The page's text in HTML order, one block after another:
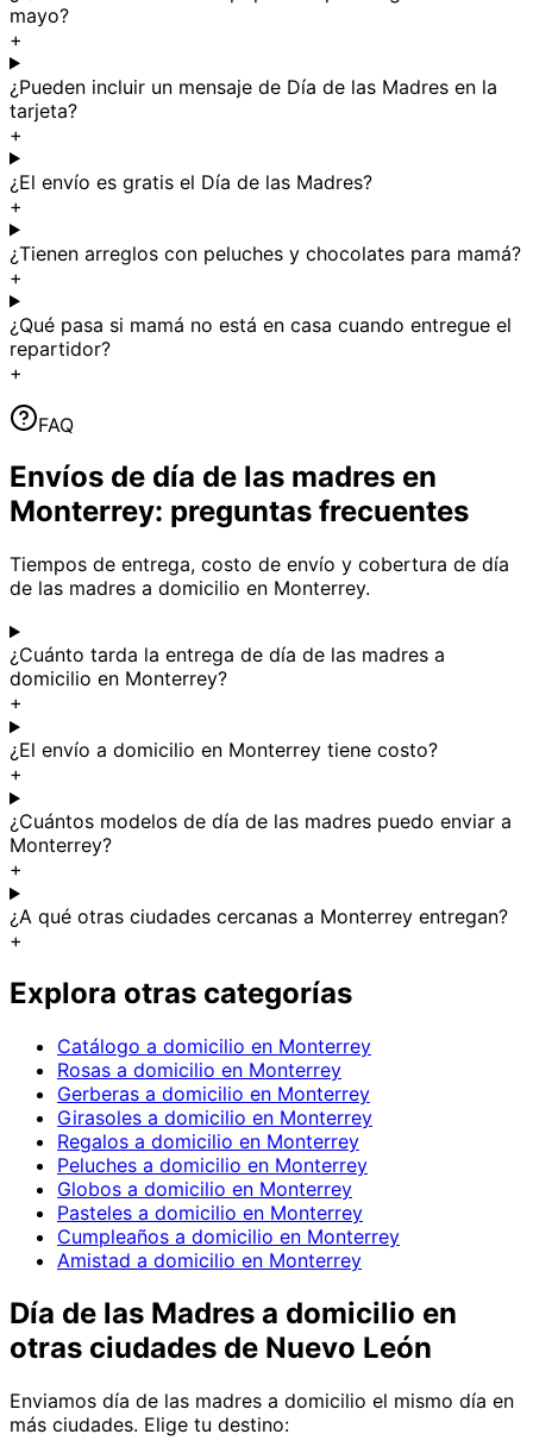
mayo?
+
¿Pueden incluir un mensaje de Día de las Madres en la
tarjeta?
+
¿El envío es gratis el Día de las Madres?
+
¿Tienen arreglos con peluches y chocolates para mamá?
+
¿Qué pasa si mamá no está en casa cuando entregue el
repartidor?
+
FAQ
Envíos de día de las madres en
Monterrey: preguntas frecuentes
Tiempos de entrega, costo de envío y cobertura de día
de las madres a domicilio en Monterrey.
¿Cuánto tarda la entrega de día de las madres a
domicilio en Monterrey?
+
¿El envío a domicilio en Monterrey tiene costo?
+
¿Cuántos modelos de día de las madres puedo enviar a
Monterrey?
+
¿A qué otras ciudades cercanas a Monterrey entregan?
+
Explora otras categorías
Catálogo a domicilio en Monterrey
Rosas a domicilio en Monterrey
Gerberas a domicilio en Monterrey
Girasoles a domicilio en Monterrey
Regalos a domicilio en Monterrey
Peluches a domicilio en Monterrey
Globos a domicilio en Monterrey
Pasteles a domicilio en Monterrey
Cumpleaños a domicilio en Monterrey
Amistad a domicilio en Monterrey
Día de las Madres a domicilio en
otras ciudades de Nuevo León
Enviamos día de las madres a domicilio el mismo día en
más ciudades. Elige tu destino: